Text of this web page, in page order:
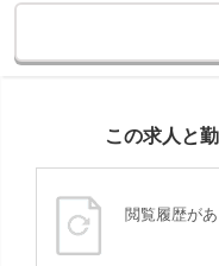
この求人と
閲覧履歴が